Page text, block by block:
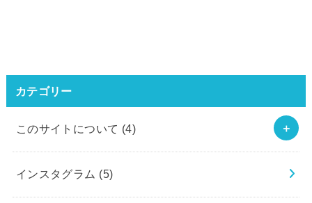
カテゴリー
このサイトについて (4)
インスタグラム (5)